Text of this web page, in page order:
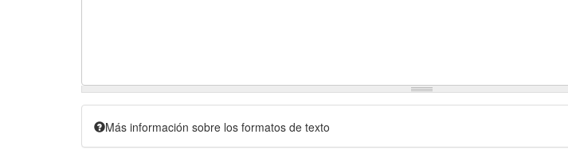
Más información sobre los formatos de texto